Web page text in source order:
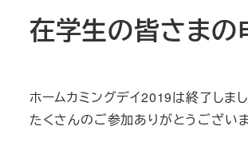
在学生の皆さまの
ホームカミングデイ2019は終了しまし
たくさんのご参加ありがとうございま